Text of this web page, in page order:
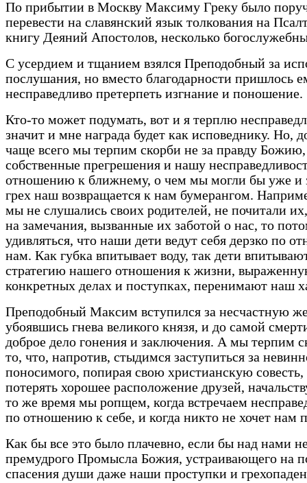
По прибытии в Москву Максиму Греку было
перевести на славянский язык толкования на
книгу Деяний Апостолов, несколько
С усердием и тщанием взялся Преподобный за
послушания, но вместо благодарности пришлось
несправедливо претерпеть изгнание и поношение.
Кто-то может подумать, вот и я терплю
значит и мне награда будет как исповеднику. Но,
чаще всего мы терпим скорби не за правду
собственные прегрешения и нашу
отношению к ближнему, о чем мы могли бы уже и
грех наш возвращается к нам бумерангом.
мы не слушались своих родителей, не почитали
на замечания, вызванные их заботой о нас, то
удивляться, что наши дети ведут себя дерзко по
нам. Как губка впитывает воду, так дети
стратегию нашего отношения к жизни,
конкретных делах и поступках, перенимают наш
Преподобный Максим вступился за несчастную
убоявшись гнева великого князя, и до самой
доброе дело гонения и заключения. А мы терпим
то, что, напротив, стыдимся заступиться за
поносимого, попирая свою христианскую
потерять хорошее расположение друзей,
то же время мы ропщем, когда встречаем
по отношению к себе, и когда никто не хочет нам
Как бы все это было плачевно, если бы над нами
премудрого Промысла Божия, устраивающего на
спасения души даже наши проступки и